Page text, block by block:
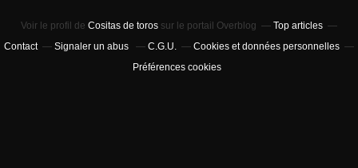
Voir le profil de Cositas de toros sur le portail Overblog
Top articles
Contact
Signaler un abus C.G.U.
Cookies et données personnelles
Préférences cookies